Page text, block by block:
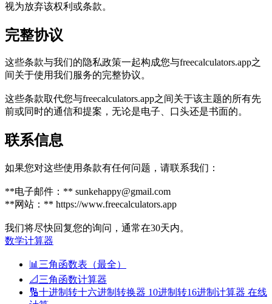
视为放弃该权利或条款。
完整协议
这些条款与我们的隐私政策一起构成您与freecalculators.app之
间关于使用我们服务的完整协议。
这些条款取代您与freecalculators.app之间关于该主题的所有先
前或同时的通信和提案，无论是电子、口头还是书面的。
联系信息
如果您对这些使用条款有任何问题，请联系我们：
**电子邮件：** sunkehappy@gmail.com
**网站：** https://www.freecalculators.app
我们将尽快回复您的询问，通常在30天内。
数学计算器
📊 三角函数表（最全）
📐 三角函数计算器
🔢十进制转十六进制转换器 10进制转16进制计算器 在线